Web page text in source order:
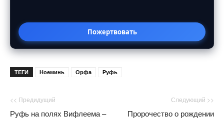
Пожертвовать
ТЕГИ Ноеминь Орфа Руфь
<< Предидущий
Руфь на полях Вифлеема –
Следующий >>
Пророчество о рождении